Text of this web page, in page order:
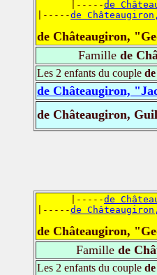
      |-----
de
|-----de
de Châteaugiron,
Famille de
Les 2 enfants du couple
de Châteaugiron,
de Châteaugiron,
      |-----
de
|-----de
de Châteaugiron,
Famillede
Les 2 enfants du couple